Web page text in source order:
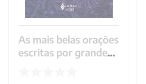
As mais belas orações
escritas por grandes